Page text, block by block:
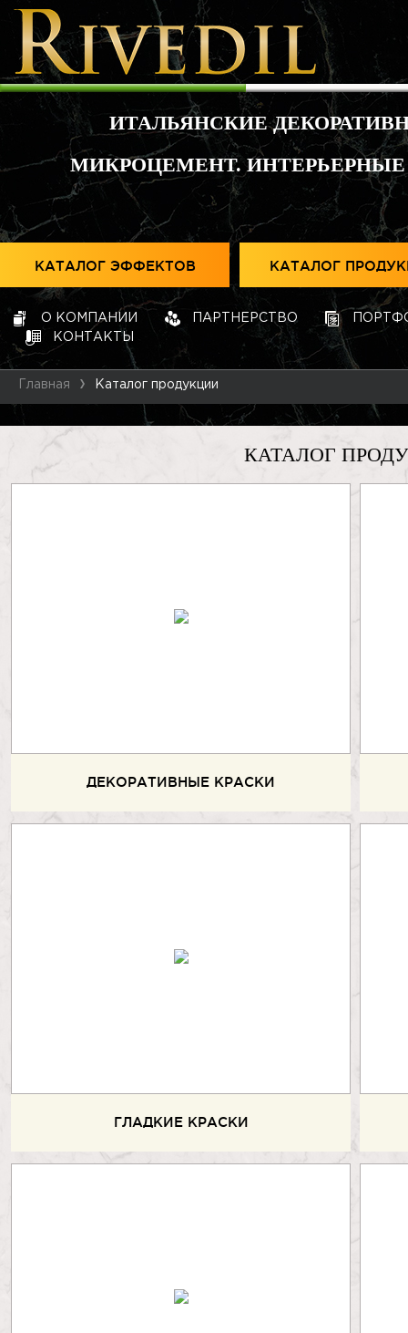
ИТАЛЬЯНСКИЕ
МИКРОЦЕМЕНТ.
КАТАЛОГ ЭФФЕКТОВ КАТАЛОГ
О КОМПАНИИ ПАРТНЕРСТВО
КОНТАКТЫ
Главная Каталог продукции
КАТАЛОГ
ДЕКОРАТИВНЫЕ КРАСКИ
ГЛАДКИЕ КРАСКИ